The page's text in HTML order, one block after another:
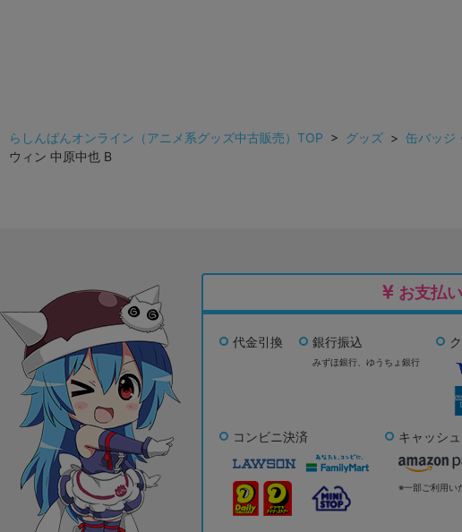
らしんばんオンライン（アニメ系グッズ中古販売）TOP > グッズ > 缶バッジ
ウィン 中原中也 B
お支払
代金引換 銀行振込
みずほ銀行、 ゆうちょ銀行
コンビニ決済 キャッシ
※一部ご利用い